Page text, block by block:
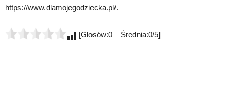
https://www.dlamojegodziecka.pl/.
[Głosów:0 Średnia:0/5]